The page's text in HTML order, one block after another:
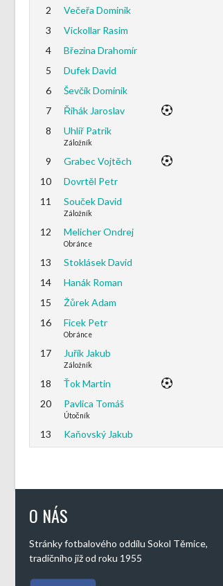
2
Večeřa Dominik
3
Vickollar Rasim
4
Březina Drahomír
5
Dufek David
6
Ševčík Dominik
7
Řihák Jaroslav
8
Uhlíř Patrik
Záložník
9
Grabec Vojtěch
10
Dovrtěl Petr
11
Souček David
Záložník
12 Melicher Ondrej
Obránce
13
Stoklásek David
14
Hanák Roman
15
Žůrek Adam
16
Ficek Petr
Obránce
17 Juřík Jakub
Záložník
18
Ťok Martin
20
Pavlica Tomáš
Útočník
13 Kaňovský Jakub
O NÁS
Stránky fotbalového oddílu Sokol Těmice,
tradičního již od roku 1955